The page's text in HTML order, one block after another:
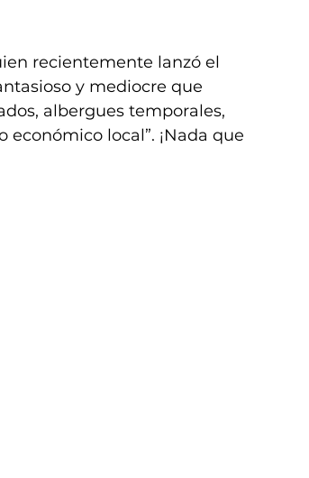
recientemente lanzó el
y mediocre que
albergues temporales,
local”. ¡Nada que